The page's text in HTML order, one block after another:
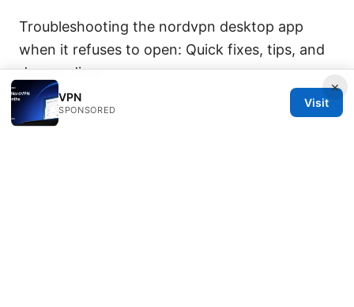
Troubleshooting the nordvpn desktop app
when it refuses to open: Quick fixes, tips, and
deeper dives
×
VPN
SPONSORED
Visit